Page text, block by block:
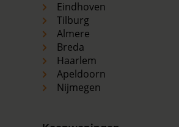
Eindhoven
Tilburg
Almere
Breda
Haarlem
Apeldoorn
Nijmegen